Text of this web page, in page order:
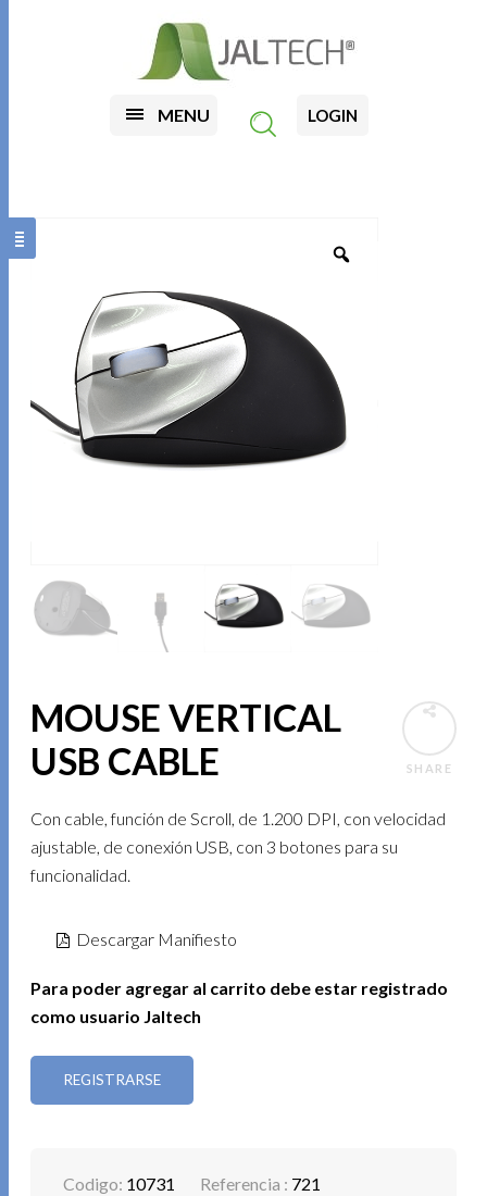
MENU LOGIN
SHARE
MOUSE VERTICAL
USB CABLE
Con cable, función de Scroll, de 1.200 DPI, con velocidad
ajustable, de conexión USB, con 3 botones para su
funcionalidad.
Descargar Manifiesto
Para poder agregar al carrito debe estar registrado
como usuario Jaltech
REGISTRARSE
Codigo: 10731 Referencia : 721